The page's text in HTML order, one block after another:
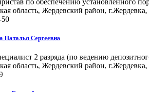
по обеспечению установленного
область, Жердевский район, г.Жердевка,
Наталья Сергеевна
2 разряда (по ведению
область, Жердевский район, г.Жердевка,